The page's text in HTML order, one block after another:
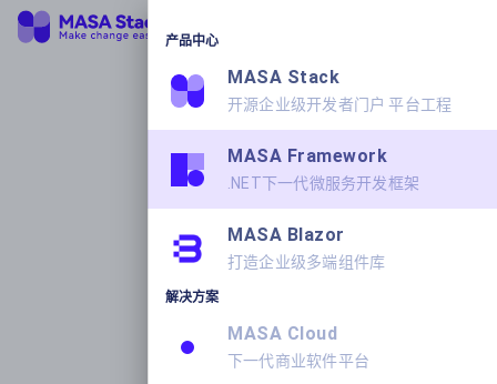
产品中心
MASA Stack
开源企业级开发者门户 平台工程
MASA Framework
.NET下一代微服务开发框架
MASA Blazor
打造企业级多端组件库
解决方案
MASA Cloud
下一代商业软件平台